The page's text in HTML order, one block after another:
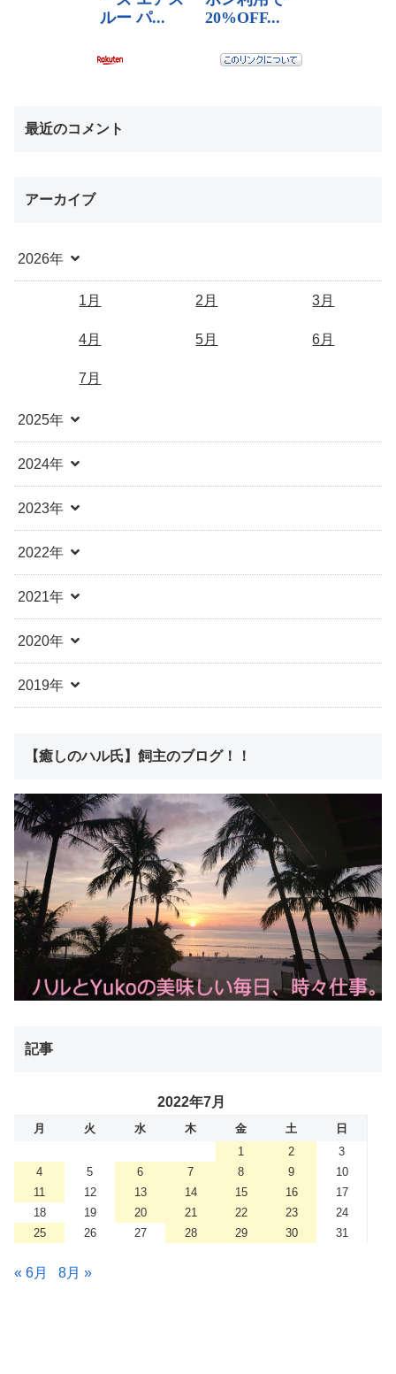
最近のコメント
アーカイブ
2026年
1月 2月 3月
4月 5月 6月
7月
2025年
2024年
2023年
2022年
2021年
2020年
2019年
【癒しのハル氏】飼主のブログ！！
記事
2022年7月
月 火 水 木 金 土
日
1
2
3
4
5 6 7 8 9
10
11
12 13 14 15 16
17
18
19 20 21 22 23
24
25
26 27 28 29 30 31
« 6月 8月 »